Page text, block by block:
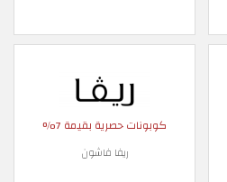
كوبونات حصرية بقيمة 7%
ريفا فاشون